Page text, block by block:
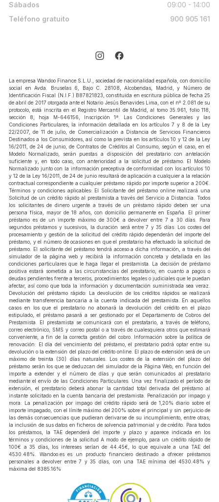
Sábados
09:00 - 14:00
Teléfono gratuito
900 905 161
La empresa Wandoo Finance S.L.U., sociedad de nacionalidad española, con domicilio
social en Avda. Bruselas 6, Bajo C. 28108, Alcobendas, Madrid, y Número de
Identificación Fiscal (N.I.F.) B87821823, constituida en escritura pública de fecha 25
de abril de 2017 otorgada ante el Notario Jesús Benavides Lima, con el nº 2.081 de su
protocolo, está inscrita en el Registro Mercantil de Madrid, al tomo 35.961, folio 118,
sección 8, hoja M-646156, Inscripción 1ª. Las Condiciones Generales y las
Condiciones Particulares, la información detallada en los artículos 7 y 8 de la Ley
22/2007, de 11 de julio, de Comercialización a Distancia de Servicios Financieros
Destinados a los Consumidores, así como la prevista en los artículos 10 y 12 de la Ley
16/2011, de 24 de junio, de Contratos de Créditos al Consumo, según el caso, en el
Modelo Normalizado, serán puestas a disposición del prestatario con antelación
suficiente y, en todo caso, con anterioridad a la solicitud de préstamo. El Modelo
Normalizado junto con la información preceptiva de conformidad con los artículos 10
y 12 de la Ley 16/2011, de 24 de junio resultará de aplicación a cualquier a la relación
contractual correspondiente a cualquier préstamo rápido por importe superior a 200€.
Términos y condiciones aplicables: El Solicitante del préstamo online realizará una
Solicitud de un crédito rápido al prestamista a través del Servicio a Distancia. Todos
los solicitantes de dinero urgente a través de un préstamo rápido deben ser una
persona física, mayor de 18 años, con domicilio permanente en España. El primer
préstamo es de un importe máximo de 300€ a devolver entre 7 a 30 días. Para
segundos préstamos y sucesivos, la duración será entre 7 y 35 días. Los costes del
procesamiento y gestión de la solicitud del crédito rápido dependerán del importe del
préstamo, y el número de ocasiones en que el prestatario ha efectuado la solicitud de
préstamo. El solicitante del préstamo tendrá acceso a dicha información, a través del
simulador de la página web y recibirá la información concreta y detallada en las
condiciones particulares que le haga llegar el prestamista. La decisión de préstamo
positiva estará sometida a las circunstancias del prestatario, en cuanto a pagos o
deudas pendientes frente a terceros, procedimientos legales o judiciales que le puedan
afectar, así como que toda la información y documentación suministrada sea veraz.
Devolución del préstamo rápido: La devolución de los créditos rápidos se realizará
mediante transferencia bancaria a la cuenta indicada del prestamista. En aquellos
casos en los que el prestatario no abonará la devolución del crédito en el plazo
estipulado, el préstamo pasará a ser gestionado por el Departamento de Cobros del
Prestamista. El prestamista se comunicará con el prestatario, a través de teléfono,
correo electrónico, SMS y correo postal o a través de cualesquiera otros que estimará
conveniente, a fin de la correcta gestión del cobro. Información sobre la política de
renovación: El día del vencimiento del préstamo, el prestatario podrá optar entre su
devolución o la extensión del plazo del crédito online. El plazo de extensión será de un
máximo de treinta (30) días naturales. Los costes de la extensión del plazo del
préstamo serán los que se deduzcan del simulador de la Página Web, en función del
importe a extender y el número de días y que serán comunicados al prestatario
mediante el envío de las Condiciones Particulares. Una vez finalizado el período de
extensión, el prestatario deberá abonar la cantidad total derivada del préstamo al
instante solicitado en la cuenta bancaria del prestamista. Penalización por impago y
mora: La penalización por impago del crédito rápido será de 1,20% diario sobre el
importe impagado, con el límite máximo del 200% sobre el principal y sin perjuicio de
las demás consecuencias que pudieran derivarse de su incumplimiento, entre otras,
la inclusión de sus datos en ficheros de solvencia patrimonial y de crédito. Para todos
los préstamos, la TAE dependerá del importe y plazo y aparece indicada en los
términos y condiciones de la solicitud A modo de ejemplo, para un crédito rápido de
100€ a 35 días, los intereses serían de 44.45€, lo que equivale a una TAE del
4530.48%. Wandoo.es es un producto financiero destinado a ofrecer préstamos
personales a devolver entre 7 y 35 días, con una TAE mínima del 4530.48% y
máxima del 8385.16%